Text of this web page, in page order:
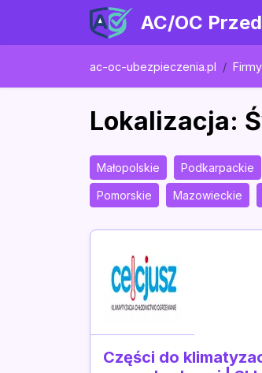
AC/OC
ac-oc-ubezpieczenia.pl Firmy
Lokalizacja:
Małopolskie Podkarpackie
Pomorskie Mazowieckie
Części do